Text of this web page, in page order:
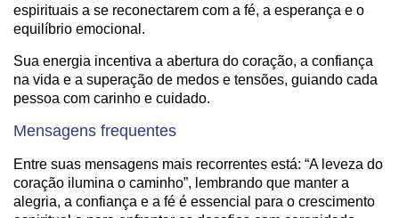
espirituais a se reconectarem com a fé, a esperança e o
equilíbrio emocional.
Sua energia incentiva a abertura do coração, a confiança
na vida e a superação de medos e tensões, guiando cada
pessoa com carinho e cuidado.
Mensagens frequentes
Entre suas mensagens mais recorrentes está: “A leveza do
coração ilumina o caminho”, lembrando que manter a
alegria, a confiança e a fé é essencial para o crescimento